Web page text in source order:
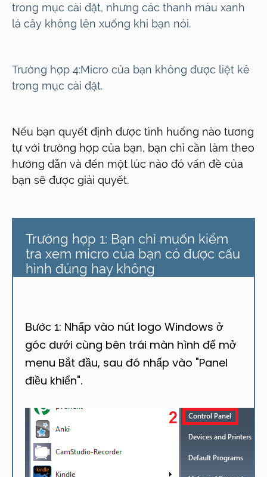
trong mục cài đặt, nhưng các thanh màu xanh
lá cây không lên xuống khi bạn nói.
Trường hợp 4:Micro của bạn không được liệt kê
trong mục cài đặt.
Nếu bạn quyết định được tình huống nào tương
tự với trường hợp của bạn, bạn chỉ cần làm theo
hướng dẫn và đến một lúc nào đó vấn đề của
bạn sẽ được giải quyết.
Trường hợp 1: Bạn chỉ muốn kiểm
tra xem micro của bạn có được cấu
hình đúng hay không
Bước 1: Nhấp vào nút logo Windows ở
góc dưới cùng bên trái màn hình để mở
menu Bắt đầu, sau đó nhấp vào "Panel
điều khiển".